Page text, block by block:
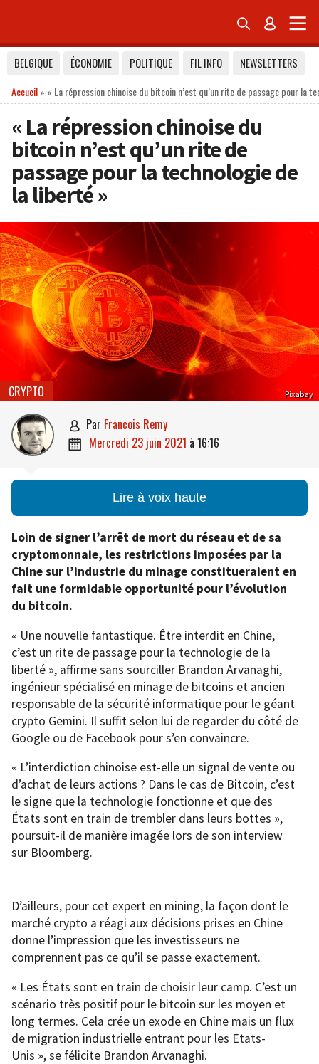
 
BELGIQUE ÉCONOMIE POLITIQUE FIL INFO
NEWSLETTERS
Accueil» « La répression chinoise du bitcoin n’est qu’un rite de passage pour la
« La répression chinoise du
bitcoin n’est qu’un rite de
passage pour la technologie de
la liberté »
Pixabay
CRYPTO
 par Francois Remy
 mercredi 23 juin 2021 à 16:16
Lire à voix haute
Loin de signer l’arrêt de mort du réseau et de sa
cryptomonnaie, les restrictions imposées par la
Chine sur l’industrie du minage constitueraient en
fait une formidable opportunité pour l’évolution
du bitcoin.
« Une nouvelle fantastique. Être interdit en Chine,
c’est un rite de passage pour la technologie de la
liberté », affirme sans sourciller Brandon Arvanaghi,
ingénieur spécialisé en minage de bitcoins et ancien
responsable de la sécurité informatique pour le géant
crypto Gemini. Il suffit selon lui de regarder du côté de
Google ou de Facebook pour s’en convaincre.
« L’interdiction chinoise est-elle un signal de vente ou
d’achat de leurs actions ? Dans le cas de Bitcoin, c’est
le signe que la technologie fonctionne et que des
États sont en train de trembler dans leurs bottes »,
poursuit-il de manière imagée lors de son interview
sur Bloomberg.
D’ailleurs, pour cet expert en mining, la façon dont le
marché crypto a réagi aux décisions prises en Chine
donne l’impression que les investisseurs ne
comprennent pas ce qu’il se passe exactement.
« Les États sont en train de choisir leur camp. C’est un
scénario très positif pour le bitcoin sur les moyen et
long termes. Cela crée un exode en Chine mais un flux
de migration industrielle entrant pour les Etats-
Unis », se félicite Brandon Arvanaghi.